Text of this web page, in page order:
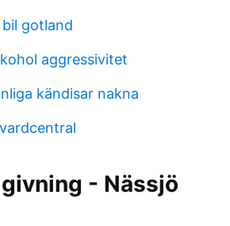
gotland
aggressivitet
kändisar nakna
- Nässjö